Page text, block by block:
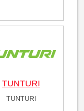
TUNTURI
TUNTURI